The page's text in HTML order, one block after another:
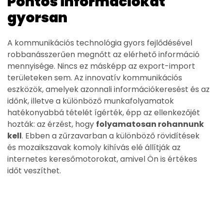
gyorsan
A kommunikációs technológia gyors fejlődésével
robbanásszerűen megnőtt az elérhető információ
mennyisége. Nincs ez másképp az export-import
területeken sem. Az innovatív kommunikációs
eszközök, amelyek azonnali információkeresést és az
időnk, illetve a különböző munkafolyamatok
hatékonyabbá tételét ígérték, épp az ellenkezőjét
hozták: az érzést, hogy folyamatosan rohannunk
kell. Ebben a zűrzavarban a különböző rövidítések
és mozaikszavak komoly kihívás elé állítják az
internetes keresőmotorokat, amivel Ön is értékes
időt veszíthet.